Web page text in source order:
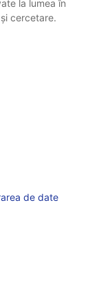
la lumea în
cercetare.
de date